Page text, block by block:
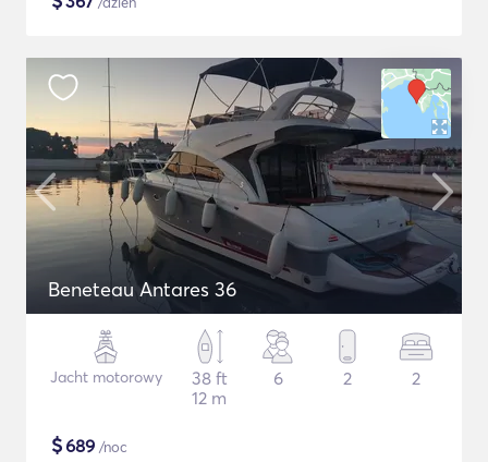
Beneteau Antares 36
Jacht motorowy
38 ft
12 m
6 2 2
$689 /noc